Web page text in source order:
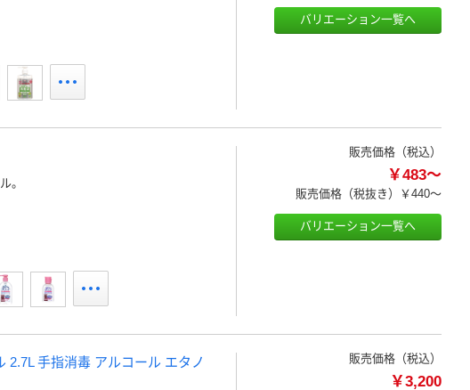
バリエーション一覧へ
。
販売価格（税込）
￥483～
販売価格（税抜き） ￥440～
バリエーション一覧へ
2.7L 手指消毒 アルコール エタノ
販売価格（税込）
￥3,200